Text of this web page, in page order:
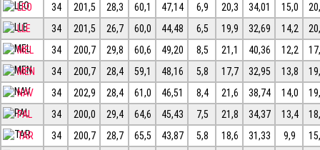
LEO
34 201,5 28,3 60,1 47,14 6,9 20,3 34,01 15,0
LLE
34 201,5 26,7 60,0 44,48 6,5 19,9 32,69 14,2
MEL
34 200,7 29,8 60,6 49,20 8,5 21,1 40,36 12,2
MEN
34 200,7 28,4 59,1 48,16 5,8 17,7 32,95 13,8
NAV
34 202,9 28,4 61,0 46,51 8,4 21,6 38,74 14,0
PAL
34 200,0 29,4 64,6 45,43 7,5 21,8 34,37 13,4
TAR
34 200,7 28,7 65,5 43,87 5,8 18,6 31,33 9,9